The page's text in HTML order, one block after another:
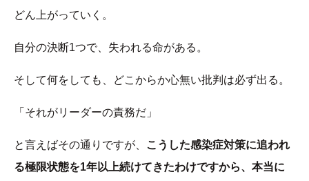
どん上がっていく。
自分の決断1つで、失われる命がある。
そして何をしても、どこからか心無い批判は必ず出る。
「それがリーダーの責務だ」
と言えばその通りですが、
こうした感染症対策に追われ
る極限状態を1年以上続けてきたわけですから、本当に